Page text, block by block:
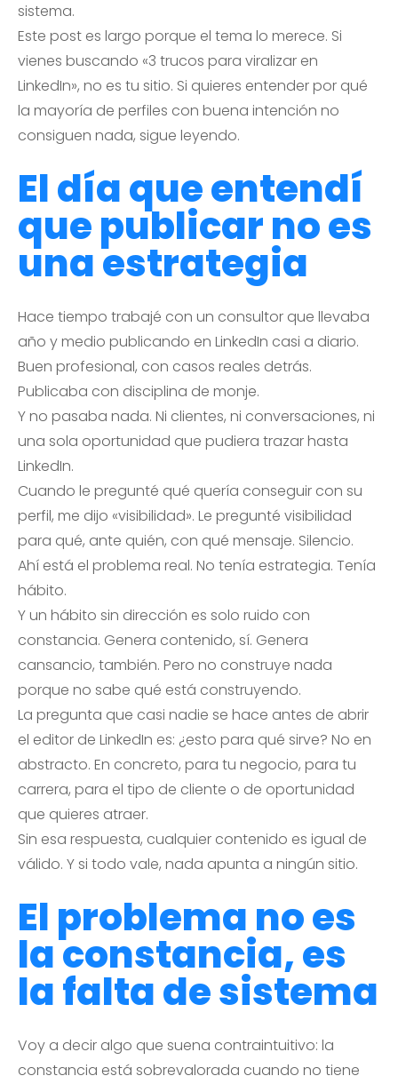
sistema.
Este post es largo porque el tema lo merece. Si
vienes buscando «3 trucos para viralizar en
LinkedIn», no es tu sitio. Si quieres entender por qué
la mayoría de perfiles con buena intención no
consiguen nada, sigue leyendo.
El día que entendí
que publicar no es
una estrategia
Hace tiempo trabajé con un consultor que llevaba
año y medio publicando en LinkedIn casi a diario.
Buen profesional, con casos reales detrás.
Publicaba con disciplina de monje.
Y no pasaba nada. Ni clientes, ni conversaciones, ni
una sola oportunidad que pudiera trazar hasta
LinkedIn.
Cuando le pregunté qué quería conseguir con su
perfil, me dijo «visibilidad». Le pregunté visibilidad
para qué, ante quién, con qué mensaje. Silencio.
Ahí está el problema real. No tenía estrategia. Tenía
hábito.
Y un hábito sin dirección es solo ruido con
constancia. Genera contenido, sí. Genera
cansancio, también. Pero no construye nada
porque no sabe qué está construyendo.
La pregunta que casi nadie se hace antes de abrir
el editor de LinkedIn es: ¿esto para qué sirve? No en
abstracto. En concreto, para tu negocio, para tu
carrera, para el tipo de cliente o de oportunidad
que quieres atraer.
Sin esa respuesta, cualquier contenido es igual de
válido. Y si todo vale, nada apunta a ningún sitio.
El problema no es
la constancia, es
la falta de sistema
Voy a decir algo que suena contraintuitivo: la
constancia está sobrevalorada cuando no tiene